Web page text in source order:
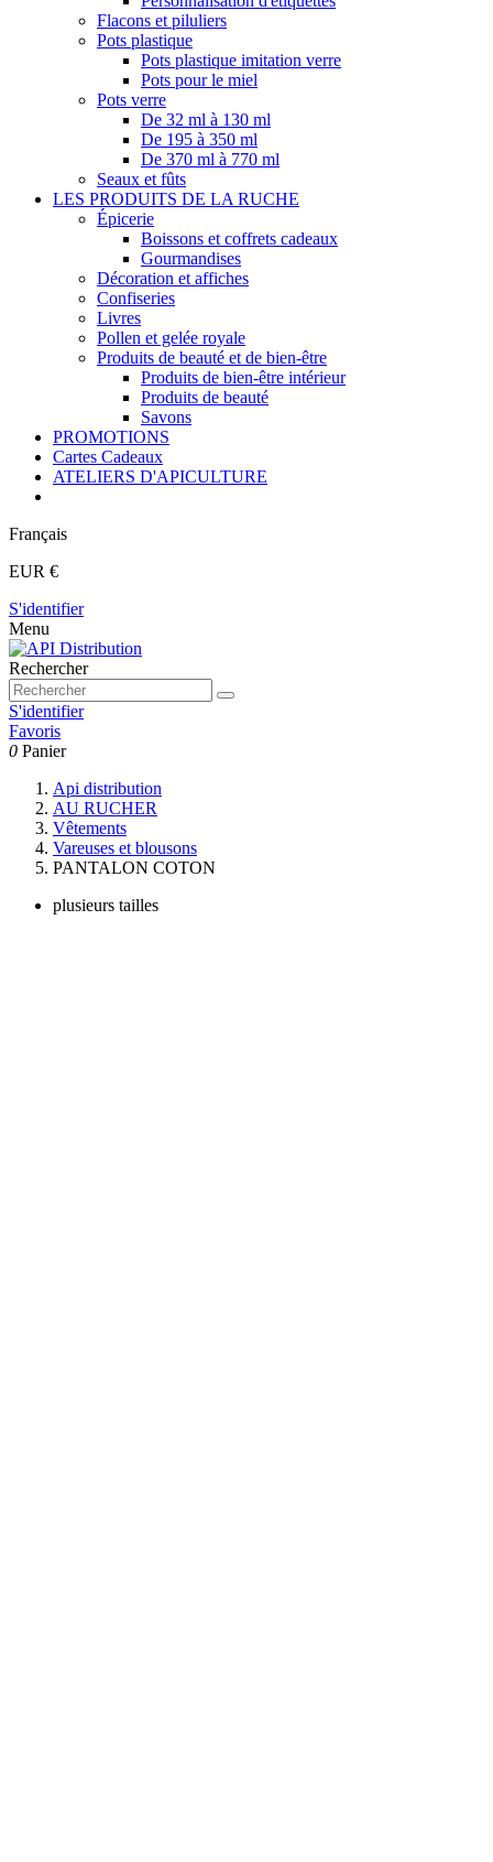
Flacons et piluliers
Pots plastique
Pots plastique imitation verre
Pots pour le miel
Pots verre
De 32 ml à 130 ml
De 195 à 350 ml
De 370 ml à 770 ml
Seaux et fûts
LES PRODUITS DE LA RUCHE
Épicerie
Boissons et coffrets cadeaux
Gourmandises
Décoration et affiches
Confiseries
Livres
Pollen et gelée royale
Produits de beauté et de bien-être
Produits de bien-être intérieur
Produits de beauté
Savons
PROMOTIONS
Cartes Cadeaux
ATELIERS D'APICULTURE
Français
EUR €
S'identifier
Menu
Rechercher
S'identifier
Favoris
0 Panier
Api distribution
AU RUCHER
Vêtements
Vareuses et blousons
PANTALON COTON
plusieurs tailles